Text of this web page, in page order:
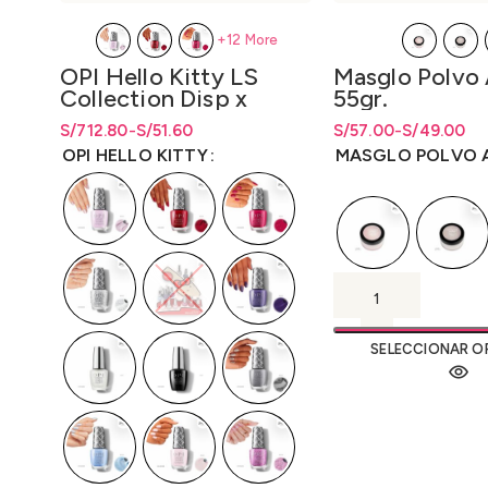
OPI Hello Kitty LS
Collection Disp x
Unidad y Disp. x Kit 16
(Is/Bcoat/Tcoat) 15ml.
S/51.60
-
S/712.80
Rango de precios: desde S/51.60
hasta S/712.80
Rango de precios: desde
hastaS/ 712.80
OPI HELLO KITTY
+12 More
Masglo
55gr.
S/49.00
-
S/57.00
Rango de precios:
S/49.00 hasta S/
Rango de precios:
S/49.00 hasta S/
MASGLO POLVO
SELECCIONAR